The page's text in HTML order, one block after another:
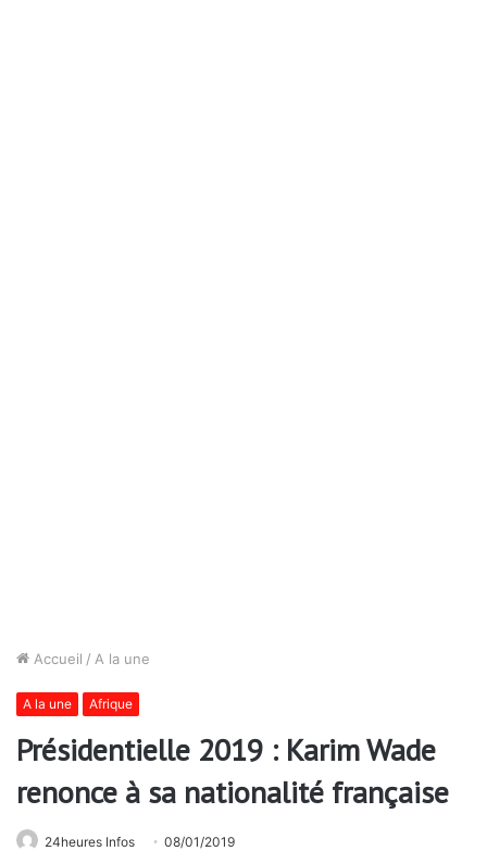
Accueil / A la une
A la une Afrique
Présidentielle 2019 : Karim Wade
renonce à sa nationalité française
24heures Infos 08/01/2019